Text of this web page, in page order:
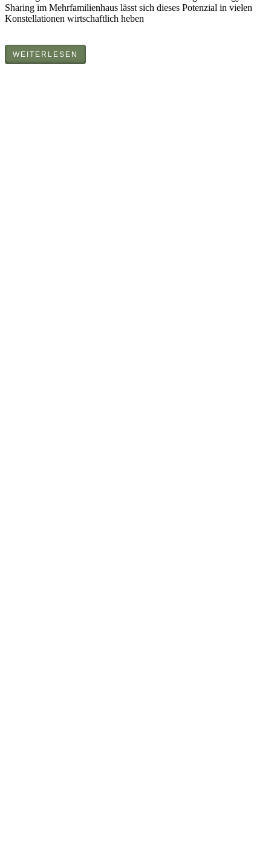
Sharing im Mehrfamilienhaus lässt sich dieses Potenzial in vielen
Konstellationen wirtschaftlich heben
WEITERLESEN